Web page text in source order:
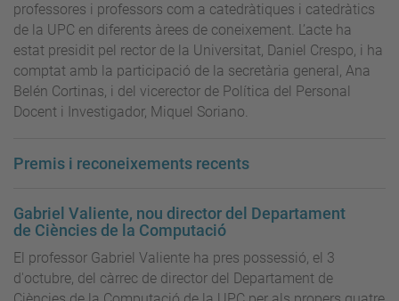
professores i professors com a catedràtiques i catedràtics
de la UPC en diferents àrees de coneixement. L’acte ha
estat presidit pel rector de la Universitat, Daniel Crespo, i ha
comptat amb la participació de la secretària general, Ana
Belén Cortinas, i del vicerector de Política del Personal
Docent i Investigador, Miquel Soriano.
Premis i reconeixements recents
Gabriel Valiente, nou director del Departament
de Ciències de la Computació
El professor Gabriel Valiente ha pres possessió, el 3
d'octubre, del càrrec de director del Departament de